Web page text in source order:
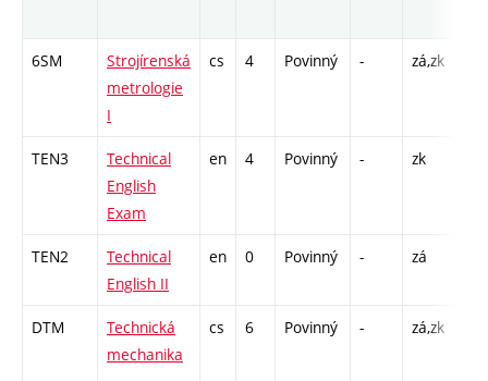
6SM
Strojírenská
metrologie
I
cs 4 Povinný - zá,zk
TEN3
Technical
English
Exam
en 4 Povinný - zk
TEN2
Technical
English II
en 0 Povinný - zá
DTM
Technická
mechanika
cs 6 Povinný - zá,zk